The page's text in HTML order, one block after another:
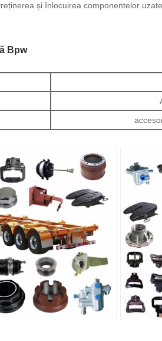
și înlocuirea componentelor
Bpw